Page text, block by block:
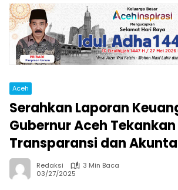
Aceh
Serahkan Laporan
Gubernur Aceh
Transparansi dan
Redaksi
3 Min Baca
03/27/2025